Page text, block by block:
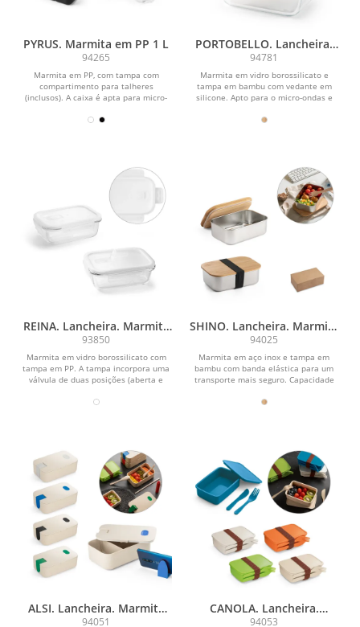
PYRUS. Marmita em PP 1 L
94265
Marmita em PP, com tampa com
compartimento para talheres
(inclusos). A caixa é apta para micro-
PORTOBELLO. Lancheira.
Marmita em vidro
borossilicato e tampa em
bambu 1 L
94781
Marmita em vidro borossilicato e
tampa em bambu com vedante em
silicone. Apto para o micro-ondas e
REINA. Lancheira. Marmita
em vidro borossilicato com
tampa em PP 600 mL
93850
Marmita em vidro borossilicato com
tampa em PP. A tampa incorpora uma
válvula de duas posições (aberta e
SHINO. Lancheira. Marmita
em aço inox e tampa em
bambu 800 mL
94025
Marmita em aço inox e tampa em
bambu com banda elástica para um
transporte mais seguro. Capacidade
ALSI. Lancheira. Marmita
hermética em fibra de
94051
CANOLA. Lancheira.
Marmita hermética em
94053